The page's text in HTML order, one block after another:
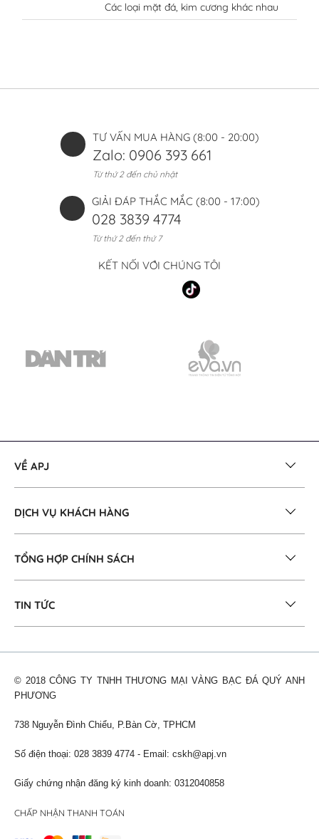
Các loại mặt đá, kim cương khác nhau
TƯ VẤN MUA HÀNG (8:00 - 20:00)
Zalo: 0906 393 661
Từ thứ 2 đến chủ nhật
GIẢI ĐÁP THẮC MẮC (8:00 - 17:00)
028 3839 4774
Từ thứ 2 đến thứ 7
KẾT NỐI VỚI CHÚNG TÔI
VỀ APJ
DỊCH VỤ KHÁCH HÀNG
TỔNG HỢP CHÍNH SÁCH
TIN TỨC
© 2018 CÔNG TY TNHH THƯƠNG MẠI VÀNG BẠC ĐÁ QUÝ ANH
PHƯƠNG
738 Nguyễn Đình Chiểu, P.Bàn Cờ, TPHCM
Số điện thoại: 028 3839 4774 - Email: cskh@apj.vn
Giấy chứng nhận đăng ký kinh doanh: 0312040858
CHẤP NHẬN THANH TOÁN